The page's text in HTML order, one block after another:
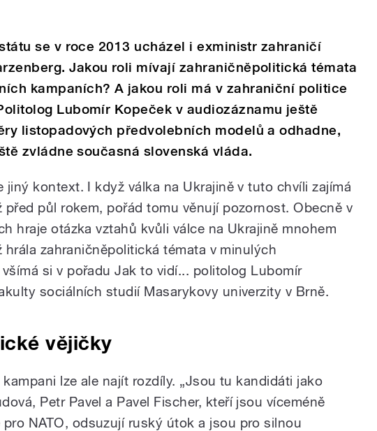
se v roce 2013 ucházel i exministr zahraničí
Jakou roli mívají zahraničněpolitická témata
kampaních? A jakou roli má v zahraniční politice
Lubomír Kopeček v audiozáznamu ještě
listopadových předvolebních modelů a odhadne,
zvládne současná slovenská vláda.
jiný kontext. I když válka na Ukrajině v tuto chvíli zajímá
před půl rokem, pořád tomu věnují pozornost. Obecně v
hraje otázka vztahů kvůli válce na Ukrajině mnohem
hrála zahraničněpolitická témata v minulých
všímá si v pořadu Jak to vidí... politolog Lubomír
sociálních studií Masarykovy univerzity v Brně.
vějičky
lze ale najít rozdíly. „Jsou tu kandidáti jako
Petr Pavel a Pavel Fischer, kteří jsou víceméně
pro NATO, odsuzují ruský útok a jsou pro silnou